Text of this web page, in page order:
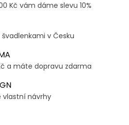
Kč vám dáme slevu 10%
v Česku
a máte dopravu zdarma
vlastní návrhy